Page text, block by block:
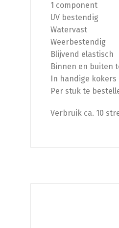
1 component
UV bestendig
Watervast
Weerbestendig
Blijvend elastisch
Binnen en buiten
In handige kokers
Per stuk te
Verbruik ca. 10